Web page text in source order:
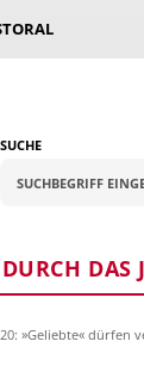
SUCHE
DURCH DAS
»Geliebte« dürfen